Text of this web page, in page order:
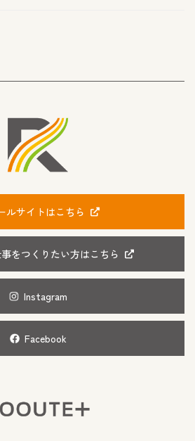
ルサイトはこちら
をつくりたい方はこちら
Instagram
Facebook